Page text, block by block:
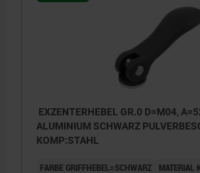
EXZENTERHEBEL GR.0 D=M04,
ALUMINIUM SCHWARZ
KOMP:STAHL
FARBE GRIFFHEBEL=SCHWARZ MATERIAL